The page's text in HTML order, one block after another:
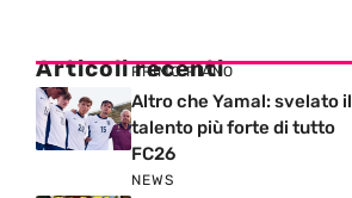
Articoli recenti
PRIMO PIANO
Altro che Yamal: svelato il
talento più forte di tutto
FC26
NEWS